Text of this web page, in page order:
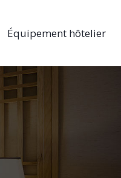
Équipement hôtelier